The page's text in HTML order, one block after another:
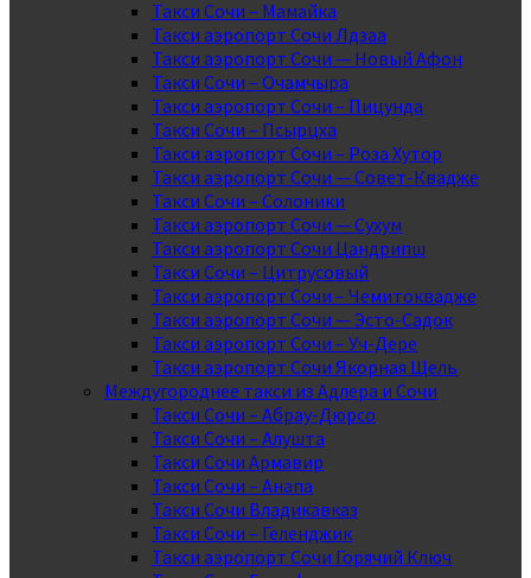
Такси Сочи – Мамайка
Такси аэропорт Сочи Лдзаа
Такси аэропорт Сочи — Новый Афон
Такси Сочи – Очамчыра
Такси аэропорт Сочи – Пицунда
Такси Сочи – Псырцха
Такси аэропорт Сочи – Роза Хутор
Такси аэропорт Сочи — Совет-Квадже
Такси Сочи – Солоники
Такси аэропорт Сочи — Сухум
Такси аэропорт Сочи Цандрипш
Такси Сочи – Цитрусовый
Такси аэропорт Сочи – Чемитоквадже
Такси аэропорт Сочи — Эсто-Садок
Такси аэропорт Сочи – Уч-Дере
Такси аэропорт Сочи Якорная Щель
Междугороднее такси из Адлера и Сочи
Такси Сочи – Абрау-Дюрсо
Такси Сочи – Алушта
Такси Сочи Армавир
Такси Сочи – Анапа
Такси Сочи Владикавказ
Такси Сочи – Геленджик
Такси аэропорт Сочи Горячий Ключ